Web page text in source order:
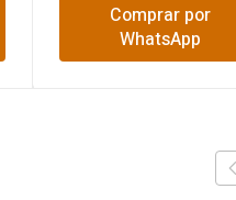
Comprar por
WhatsApp